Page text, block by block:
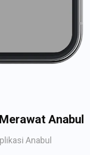
Anabul
Anabul